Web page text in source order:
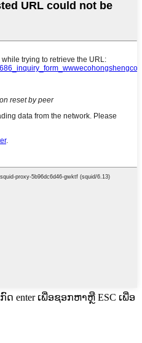
ກົດ enter ເພື່ອຊອກຫາຫຼື ESC ເພື່ອ